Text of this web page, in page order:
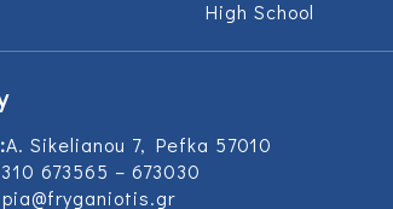
High School
Α. Sikelianou 7, Pefka 57010
673565 – 673030